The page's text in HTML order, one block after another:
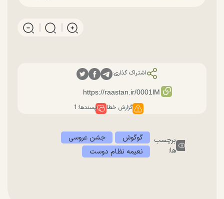
اشتراک گذاری:
گزارش خطا پسندها: 1
برچسب
ها:
گوگوش
جشن عروسی
نعیمه نظام دوست